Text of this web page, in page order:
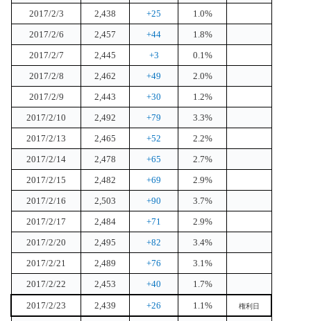
2017/2/3
2,438 +25
1.0%
2017/2/6
2,457 +44
1.8%
2017/2/7
2,445 +3
0.1%
2017/2/8
2,462 +49
2.0%
2017/2/9
2,443 +30
1.2%
2017/2/10
2,492 +79
3.3%
2017/2/13
2,465 +52
2.2%
2017/2/14
2,478 +65
2.7%
2017/2/15
2,482 +69
2.9%
2017/2/16
2,503 +90
3.7%
2017/2/17
2,484 +71
2.9%
2017/2/20
2,495 +82
3.4%
2017/2/21
2,489 +76
3.1%
2017/2/22
2,453 +40 1.7%
2017/2/23 2,439 +26 1.1% 権利日